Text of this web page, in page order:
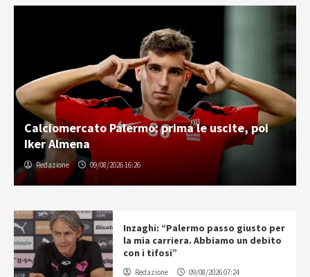
Calciomercato Palermo: prima le uscite, poi
Iker Almena
Redazione 09/08/2026 16:26
Inzaghi: “Palermo passo giusto per
la mia carriera. Abbiamo un debito
con i tifosi”
Redazione 09/08/2026 07:24